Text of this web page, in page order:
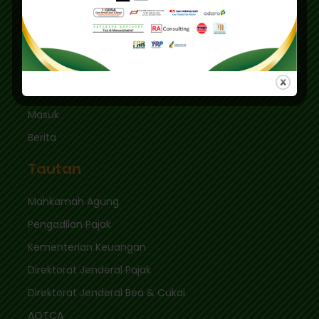
Kec. Keb. Baru Jl. Fatmawati Raya
Jakarta Selatan 12410
sekretariat@ikpi.or.id
Masuk
Berita
Tautan
Mahkamah Agung
Pengadilan Pajak
Kementerian Keuangan
Direktorat Jenderal Pajak
Direktorat Jenderal Bea & Cukai
AOTCA